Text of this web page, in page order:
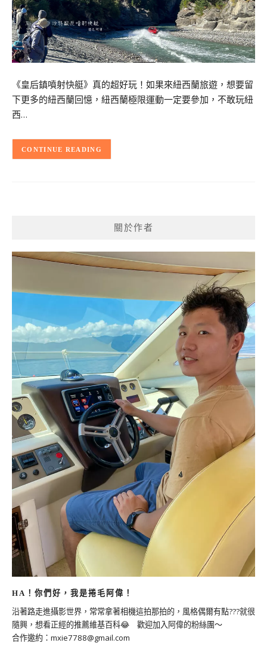
《皇后鎮噴射快艇》真的超好玩！如果來紐西蘭旅遊，想要留
下更多的紐西蘭回憶，紐西蘭極限運動一定要參加，不敢玩紐
西…
CONTINUE READING
關於作者
HA！你們好，我是捲毛阿偉！
沿著路走進攝影世界，常常拿著相機這拍那拍的，風格偶爾有點???就很
隨興，想看正經的推薦維基百科😂 歡迎加入阿偉的粉絲團～
合作邀約： mxie7788@gmail.com